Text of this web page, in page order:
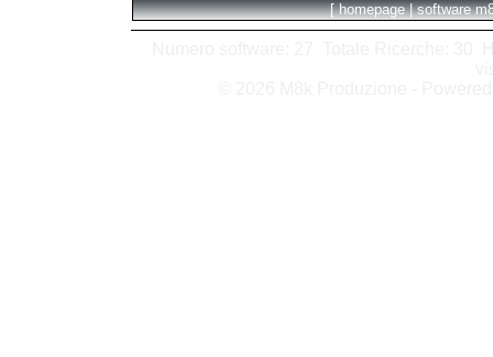
[ homepage | software